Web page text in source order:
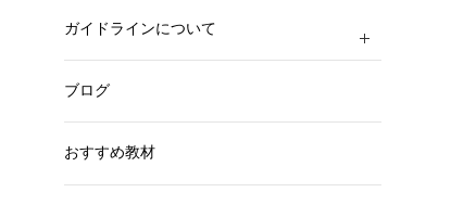
ガイドラインについて
ブログ
おすすめ教材